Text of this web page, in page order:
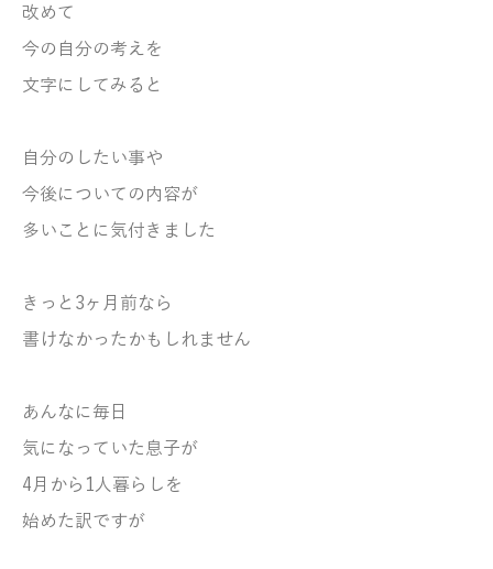
改めて
今の自分の考えを
文字にしてみると
自分のしたい事や
今後についての内容が
多いことに気付きました
きっと3ヶ月前なら
書けなかったかもしれません
あんなに毎日
気になっていた息子が
4月から1人暮らしを
始めた訳ですが